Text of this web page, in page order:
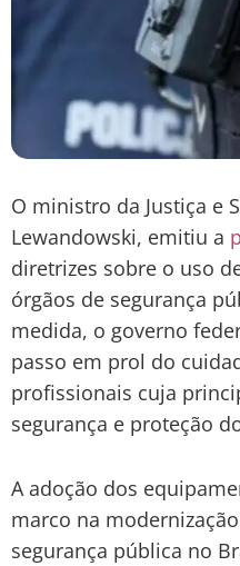
O ministro da Justiça e
Lewandowski, emitiu a
diretrizes sobre o uso
órgãos de segurança
medida, o governo
passo em prol do
profissionais cuja
segurança e proteção
A adoção dos
marco na
segurança pública no